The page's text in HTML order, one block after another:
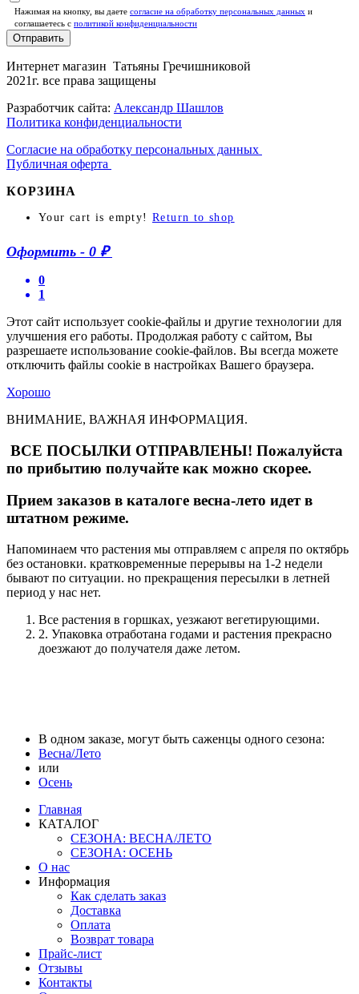
Нажимая на кнопку, вы даете согласие на обработку персональных данных и
соглашаетесь c политикой конфиденциальности
Отправить
Интернет магазин Татьяны Гречишниковой
2021г. все права защищены
Разработчик сайта: Александр Шашлов
Политика конфиденциальности
Согласие на обработку персональных данных
Публичная оферта
КОРЗИНА
Your cart is empty! Return to shop
Оформить - 0 ₽
0
1
Этот сайт использует cookie-файлы и другие технологии для
улучшения его работы. Продолжая работу с сайтом, Вы
разрешаете использование cookie-файлов. Вы всегда можете
отключить файлы cookie в настройках Вашего браузера.
Хорошо
ВНИМАНИЕ, ВАЖНАЯ ИНФОРМАЦИЯ.
ВСЕ ПОСЫЛКИ ОТПРАВЛЕНЫ! Пожалуйста
по прибытию получайте как можно скорее.
Прием заказов в каталоге весна-лето идет в
штатном режиме.
Напоминаем что растения мы отправляем с апреля по октябрь
без остановки. кратковременные перерывы на 1-2 недели
бывают по ситуации. но прекращения пересылки в летней
период у нас нет.
Все растения в горшках, уезжают вегетирующими.
2. Упаковка отработана годами и растения прекрасно
доезжают до получателя даже летом.
В одном заказе, могут быть саженцы одного сезона:
Весна/Лето
или
Осень
Главная
КАТАЛОГ
СЕЗОНА: ВЕСНА/ЛЕТО
СЕЗОНА: ОСЕНЬ
О нас
Информация
Как сделать заказ
Доставка
Оплата
Возврат товара
Прайс-лист
Отзывы
Контакты